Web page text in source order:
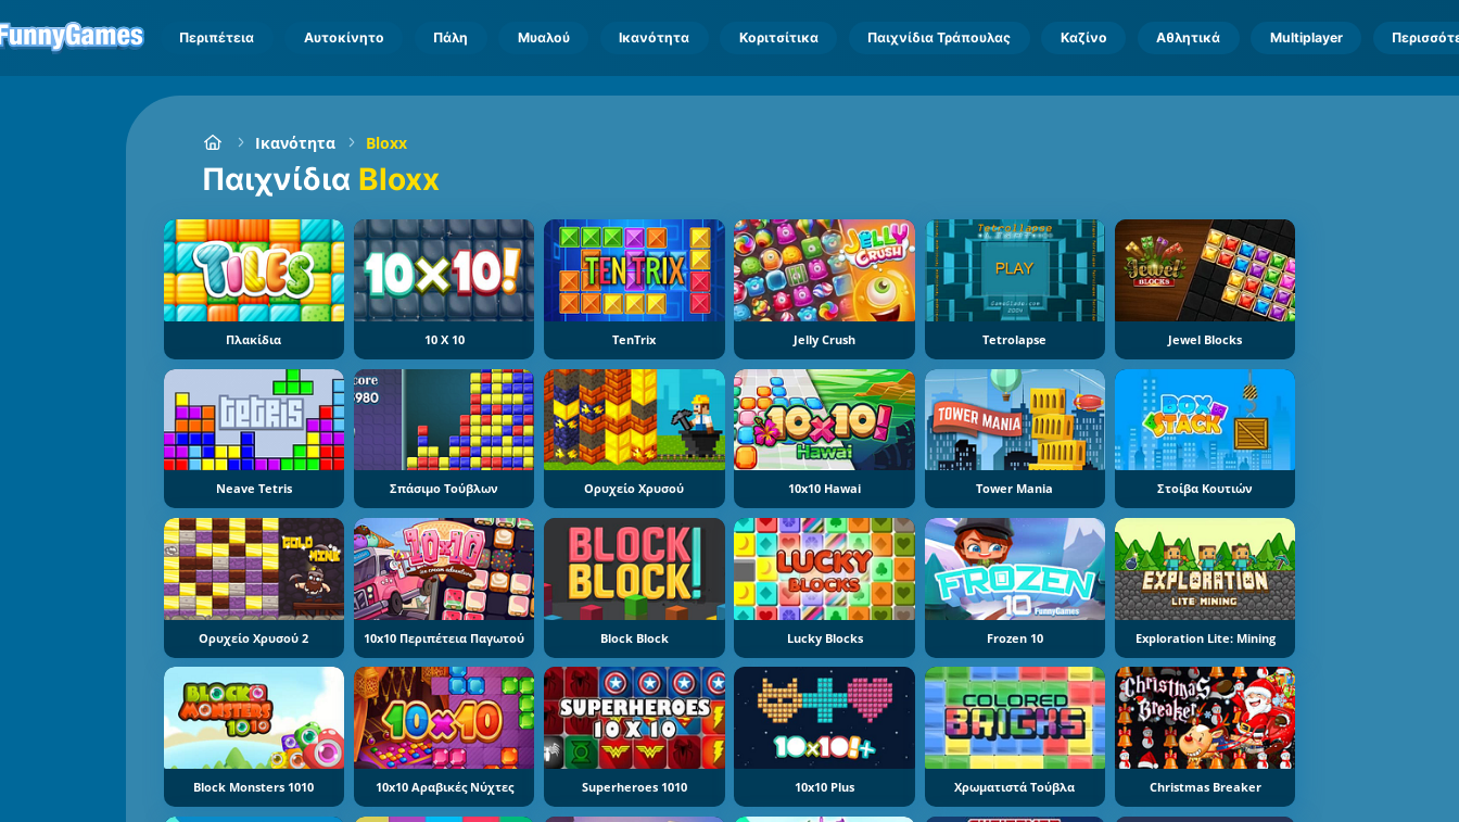
Περιπέτεια Αυτοκίνητο Πάλη Μυαλού Ικανότητα Κοριτσίτικα Παιχνίδια Τράπουλας Καζίνο Αθλητικά Multiplayer
Ικανότητα Bloxx
Παιχνίδια Bloxx
Πλακίδια 10 X 10 TenTrix Jelly Crush Tetrolapse Jewel Blocks
Neave Tetris Σπάσιμο Τούβλων Ορυχείο Χρυσού 10x10 Hawai Tower Mania Στοίβα Κουτιών
Ορυχείο Χρυσού 2 10x10 Περιπέτεια Παγωτού Block Block Lucky Blocks Frozen 10 Exploration Lite: Mining
Block Monsters 1010 10x10 Αραβικές Νύχτες Superheroes 1010 10x10 Plus Χρωματιστά Τούβλα Christmas Breaker